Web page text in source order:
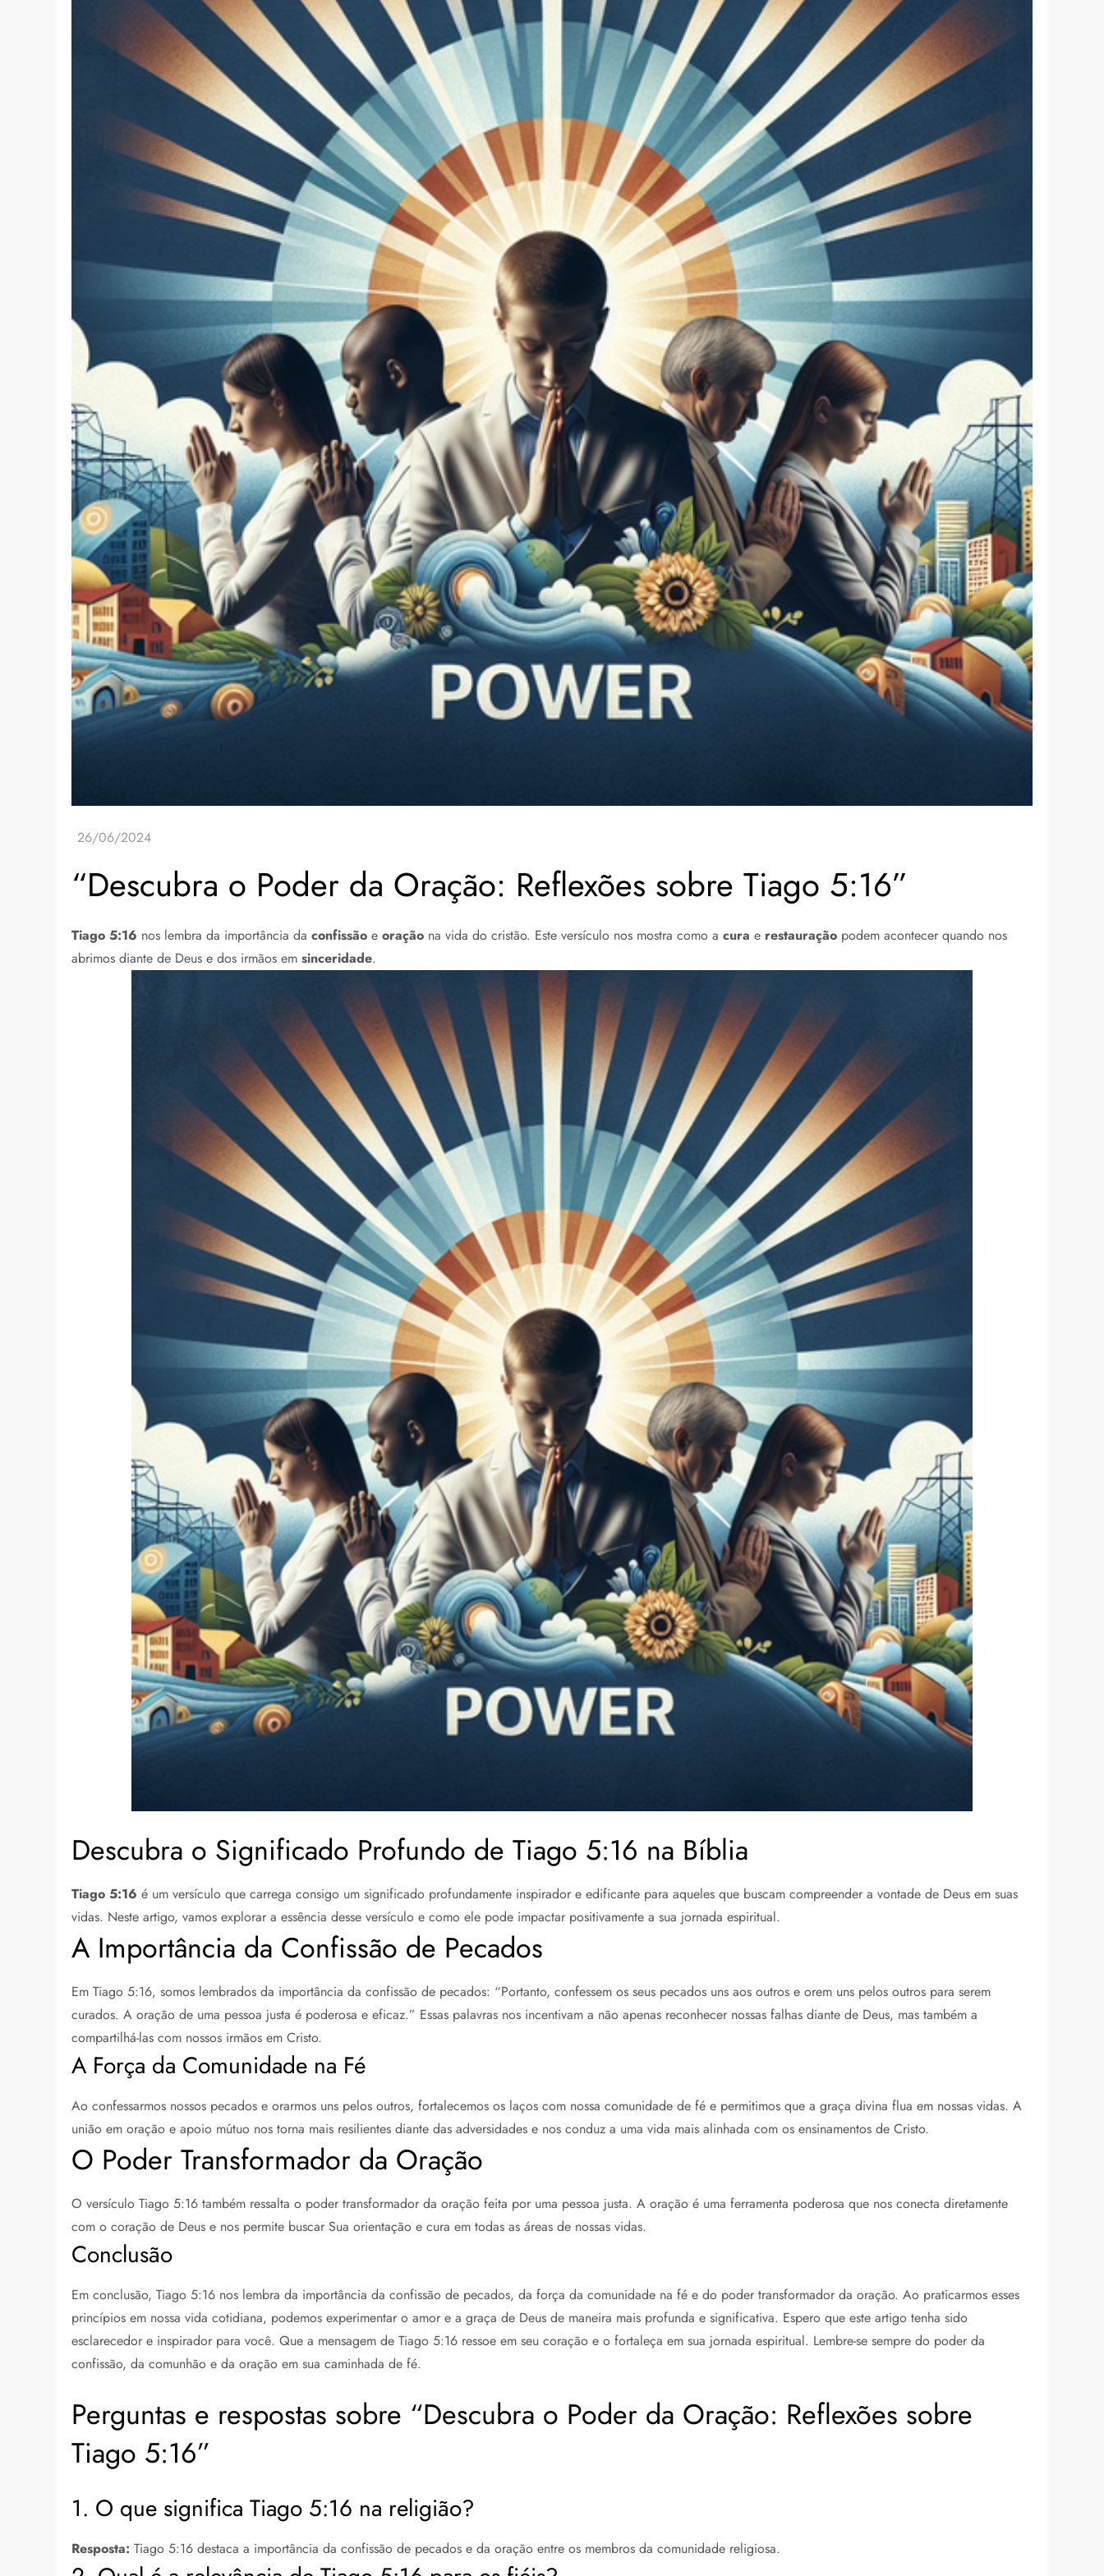
“Descubra o Poder da Oração: Reflexões sobre Tiago 5:16”
Tiago 5:16 nos lembra da importância daconfissão eoração na vida do cristão. Este versículo nos mostra como acura e restauração podem acontecer quando nos
abrimos diante de Deus e dos irmãos emsinceridade.
Descubra o Significado Profundo de Tiago 5:16 na Bíblia
Tiago 5:16 é um versículo que carrega consigo um significado profundamente inspirador e edificante para aqueles que buscam compreender a vontade de Deus em suas
vidas. Neste artigo, vamos explorar a essência desse versículo e como ele pode impactar positivamente a sua jornada espiritual.
A Importância da Confissão de Pecados
Em Tiago 5:16, somos lembrados da importância da confissão de pecados: “Portanto, confessem os seus pecados uns aos outros e orem uns pelos outros para serem
curados. A oração de uma pessoa justa é poderosa e eficaz.” Essas palavras nos incentivam a não apenas reconhecer nossas falhas diante de Deus, mas também a
compartilhá-las com nossos irmãos em Cristo.
A Força da Comunidade na Fé
Ao confessarmos nossos pecados e orarmos uns pelos outros, fortalecemos os laços com nossa comunidade de fé e permitimos que a graça divina flua em nossas vidas. A
união em oração e apoio mútuo nos torna mais resilientes diante das adversidades e nos conduz a uma vida mais alinhada com os ensinamentos de Cristo.
O Poder Transformador da Oração
O versículo Tiago 5:16 também ressalta o poder transformador da oração feita por uma pessoa justa. A oração é uma ferramenta poderosa que nos conecta diretamente
com o coração de Deus e nos permite buscar Sua orientação e cura em todas as áreas de nossas vidas.
Conclusão
Em conclusão, Tiago 5:16 nos lembra da importância da confissão de pecados, da força da comunidade na fé e do poder transformador da oração. Ao praticarmos esses
princípios em nossa vida cotidiana, podemos experimentar o amor e a graça de Deus de maneira mais profunda e significativa. Espero que este artigo tenha sido
esclarecedor e inspirador para você. Que a mensagem de Tiago 5:16 ressoe em seu coração e o fortaleça em sua jornada espiritual. Lembre-se sempre do poder da
confissão, da comunhão e da oração em sua caminhada de fé.
Perguntas e respostas sobre “Descubra o Poder da Oração: Reflexões sobre
Tiago 5:16”
1. O que significa Tiago 5:16 na religião?
Resposta: Tiago 5:16 destaca a importância da confissão de pecados e da oração entre os membros da comunidade religiosa.